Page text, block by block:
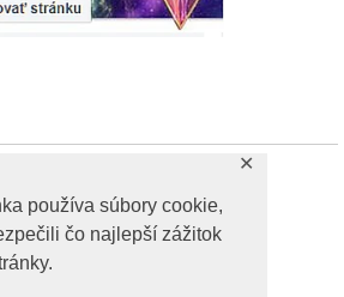
používa súbory cookie,
čo najlepší zážitok
✕